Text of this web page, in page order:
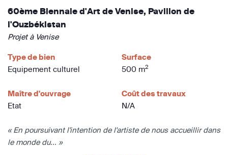
60ème Biennale d'Art de Venise, Pavillon de
l'Ouzbékistan
Projet à Venise
Type de bien
Equipement culturel
Surface
500 m2
Maître d'ouvrage
Etat
Coût des travaux
N/A
« En poursuivant l'intention de l'artiste de nous accueillir dans
le monde du... »